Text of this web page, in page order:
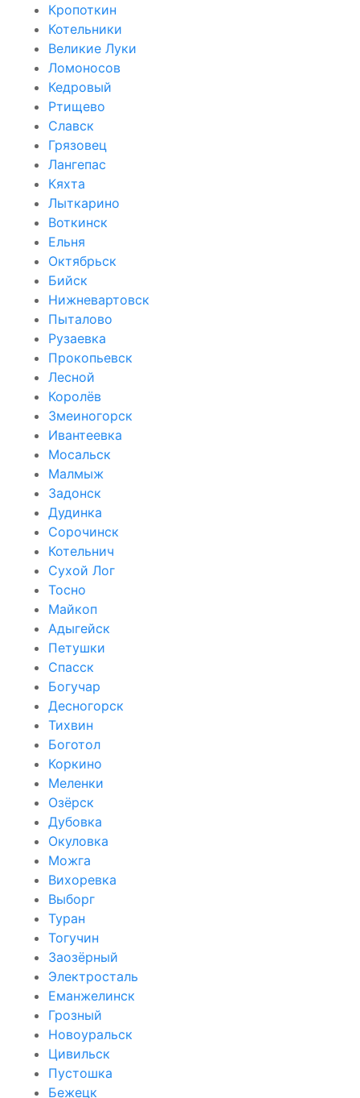
Кропоткин
Котельники
Великие Луки
Ломоносов
Кедровый
Ртищево
Славск
Грязовец
Лангепас
Кяхта
Лыткарино
Воткинск
Ельня
Октябрьск
Бийск
Нижневартовск
Пыталово
Рузаевка
Прокопьевск
Лесной
Королёв
Змеиногорск
Ивантеевка
Мосальск
Малмыж
Задонск
Дудинка
Сорочинск
Котельнич
Сухой Лог
Тосно
Майкоп
Адыгейск
Петушки
Спасск
Богучар
Десногорск
Тихвин
Боготол
Коркино
Меленки
Озёрск
Дубовка
Окуловка
Можга
Вихоревка
Выборг
Туран
Тогучин
Заозёрный
Электросталь
Еманжелинск
Грозный
Новоуральск
Цивильск
Пустошка
Бежецк